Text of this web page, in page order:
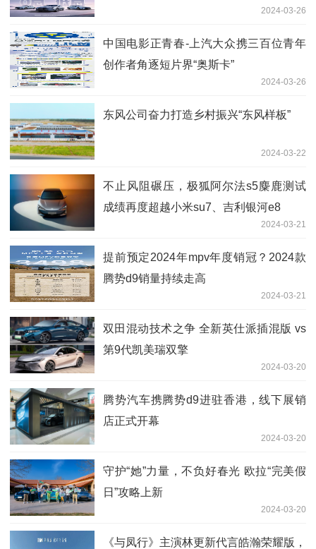
2024-03-26
中国电影正青春-上汽大众携三百位青年
创作者角逐短片界“奥斯卡”
2024-03-26
东风公司奋力打造乡村振兴“东风样板”
2024-03-22
不止风阻碾压，极狐阿尔法s5麋鹿测试
成绩再度超越小米su7、吉利银河e8
2024-03-21
提前预定2024年mpv年度销冠？2024款
腾势d9销量持续走高
2024-03-21
双田混动技术之争 全新英仕派插混版 vs
第9代凯美瑞双擎
2024-03-20
腾势汽车携腾势d9进驻香港，线下展销
店正式开幕
2024-03-20
守护“她”力量，不负好春光 欧拉“完美假
日”攻略上新
2024-03-20
《与凤行》主演林更新代言皓瀚荣耀版，